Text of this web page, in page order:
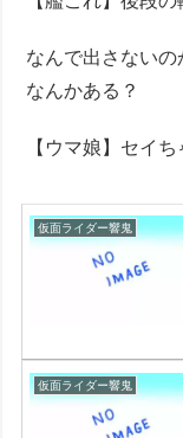
なんで出さない
なんかある？
【ウマ娘】セイ
仮面ライダー響鬼
仮面ライダー響鬼